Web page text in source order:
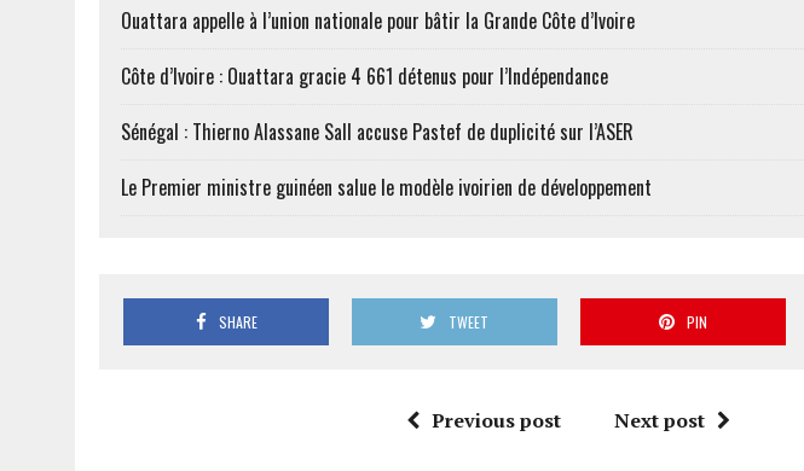
Ouattara appelle à l’union nationale pour bâtir la Grande Côte d’Ivoire
Côte d’Ivoire : Ouattara gracie 4 661 détenus pour l’Indépendance
Sénégal : Thierno Alassane Sall accuse Pastef de duplicité sur l’ASER
Le Premier ministre guinéen salue le modèle ivoirien de développement
SHARE TWEET PIN
Previous post Next post